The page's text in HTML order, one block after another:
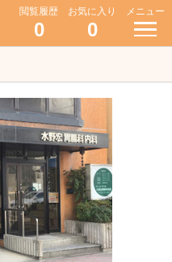
閲覧履歴
0
お気に入り
0
メニュー